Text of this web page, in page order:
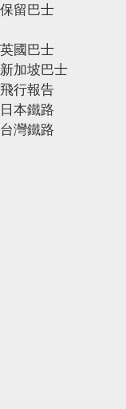
保留巴士
英國巴士
新加坡巴士
飛行報告
日本鐵路
台灣鐵路